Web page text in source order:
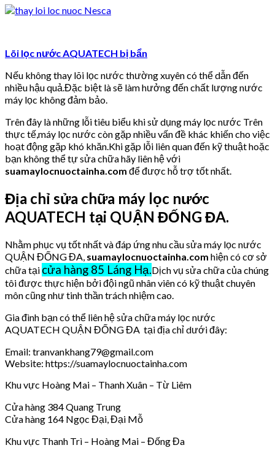
Lõi lọc nước AQUATECH bị bẩn
Nếu không thay lõi lọc nước thường xuyên có thể dẫn đến
nhiều hậu quả.Đặc biệt là sẽ làm hưởng đến chất lượng nước
máy lọc không đảm bảo.
Trên đây là những lỗi tiêu biểu khi sử dụng máy lọc nước Trên
thực tế,máy lọc nước còn gặp nhiều vấn đề khác khiến cho việc
hoạt động gặp khó khăn.Khi gặp lỗi liên quan đến kỹ thuật hoặc
bạn không thể tự sửa chữa hãy liên hệ với
suamaylocnuoctainha.com để được hỗ trợ tốt nhất.
Địa chỉ sửa chữa máy lọc nước
AQUATECH tại QUẬN ĐỐNG ĐA.
Nhằm phục vụ tốt nhất và đáp ứng nhu cầu sửa máy lọc nước
QUẬN ĐỐNG ĐA, suamaylocnuoctainha.com hiện có cơ sở
chữa tại cửa hàng 85 Láng Hạ.Dịch vụ sửa chữa của chúng
tôi được thực hiện bởi đội ngũ nhân viên có kỹ thuật chuyên
môn cũng như tinh thần trách nhiệm cao.
Gia đình bạn có thể liên hệ sửa chữa máy lọc nước
AQUATECH QUẬN ĐỐNG ĐA tại địa chỉ dưới đây:
Email: tranvankhang79@gmail.com
Website: https://suamaylocnuoctainha.com
Khu vực Hoàng Mai – Thanh Xuân – Từ Liêm
Cửa hàng 384 Quang Trung
Cửa hàng 164 Ngọc Đại, Đại Mỗ
Khu vực Thanh Trì – Hoàng Mai – Đống Đa